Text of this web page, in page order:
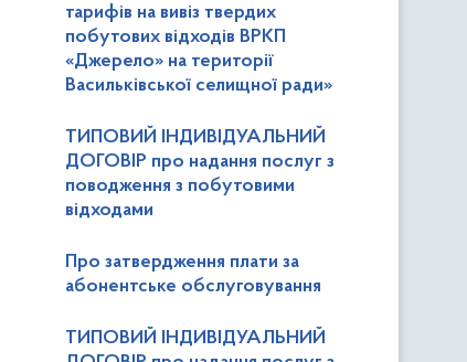
тарифів на вивіз твердих
побутових відходів ВРКП
«Джерело» на території
Васильківської селищної ради»
ТИПОВИЙ ІНДИВІДУАЛЬНИЙ
ДОГОВІР про надання послуг з
поводження з побутовими
відходами
Про затвердження плати за
абонентське обслуговування
ТИПОВИЙ ІНДИВІДУАЛЬНИЙ